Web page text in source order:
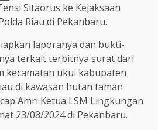
Sitaorus ke Kejaksaan
Riau di Pekanbaru.
laporanya dan bukti-
terkait terbitnya surat dari
kecamatan ukui kabupaten
di kawasan hutan taman
Amri Ketua LSM Lingkungan
23/08/2024 di Pekanbaru.